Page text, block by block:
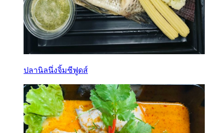
ปลานิลนึ่งจิ้มซีฟูดส์